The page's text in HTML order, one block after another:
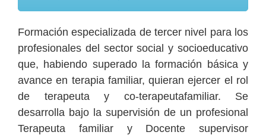
Formación especializada de tercer nivel para los
profesionales del sector social y socioeducativo
que, habiendo superado la formación básica y
avance en terapia familiar, quieran ejercer el rol
de terapeuta y co-terapeutafamiliar. Se
desarrolla bajo la supervisión de un profesional
Terapeuta familiar y Docente supervisor